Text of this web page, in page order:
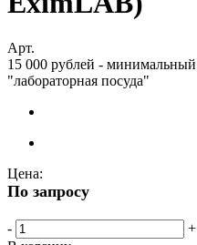
Арт.
15 000 рублей - минимальный
"лабораторная посуда"
Цена:
По запросу
-
+